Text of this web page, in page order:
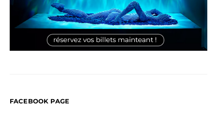
FACEBOOK PAGE